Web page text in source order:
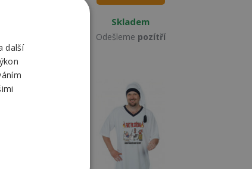
Skladem
Odešleme pozítří
další